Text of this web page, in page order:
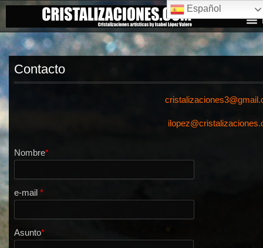
Contacto
Nombre*
e-mail*
Asunto*
Español